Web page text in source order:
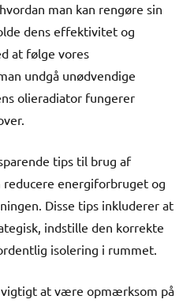
man kan rengøre sin
dens effektivitet og
at følge vores
undgå unødvendige
olieradiator fungerer
tips til brug af
reducere energiforbruget og
Disse tips inkluderer at
indstille den korrekte
isolering i rummet.
at være opmærksom på